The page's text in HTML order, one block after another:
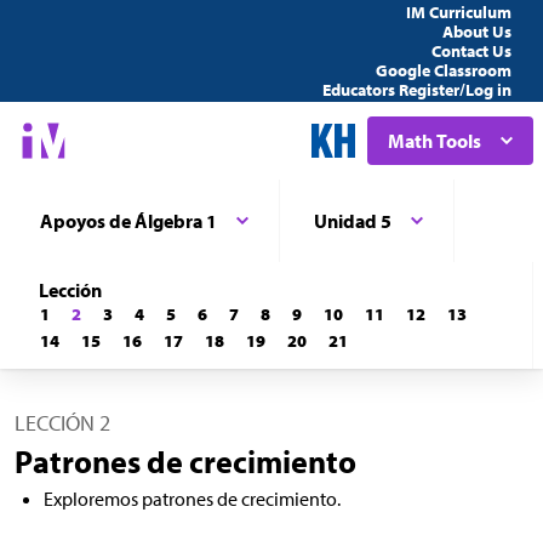
IM Curriculum
About Us
Contact Us
Google Classroom
Educators Register/Log in
Math Tools
Apoyos de Álgebra 1 Unidad 5
Lección
1 2 3 4 5 6 7 8 9 10 11 12
13
14
15 16 17 18 19 20 21
LECCIÓN 2
Patrones de crecimiento
Exploremos patrones de crecimiento.